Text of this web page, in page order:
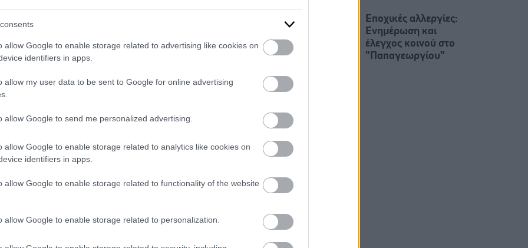
allow Google to enable storage related to advertising like cookies on
identifiers in apps.
allow my user data to be sent to Google for online advertising
allow Google to send me personalized advertising.
allow Google to enable storage related to analytics like cookies on
identifiers in apps.
allow Google to enable storage related to functionality of the website
allow Google to enable storage related to personalization.
δύο άλλες τροφές, το 68% των ατόμων που
για 4 έως 5 μήνες μπόρεσαν να καταναλώσουν
φιστίκια χωρίς συμπτώματα όπως κνίδωση στο
βήχα ή έμετο, σύμφωνα με τον FDA.
επίσης ότι το Omalizumab ήταν
μετά από 4 έως 5 μήνες στο 67% των ατόμων
στο γάλα και στο 42% των ατόμων που ήταν
κάθε τροφής - ένα τέταρτο αυγού, δύο
Εποχικές αλλεργίες:
Ενημέρωση και
έλεγχος κοινού στο
"Παπαγεωργίου"